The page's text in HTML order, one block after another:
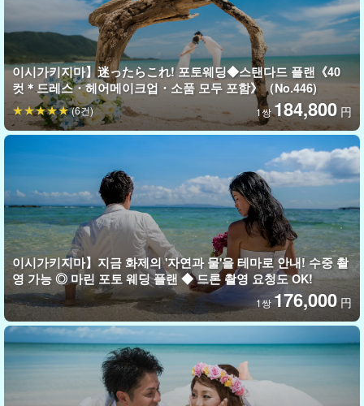
이시가키지마】迷ったらこれ! 포토웨딩◆스탠다드 플랜《40
컷＊드레스・헤어메이크업・소품 모두 포함》（No.446)
1쌍184,800 円
(6건)
이시가키지마】지금 화제의 '자연과 물'을 테마로 안내! 수중 촬
영 가능 ◎ 마린 포토 웨딩 플랜 ◆ 드론 촬영 요청도 OK!
1쌍176,000 円